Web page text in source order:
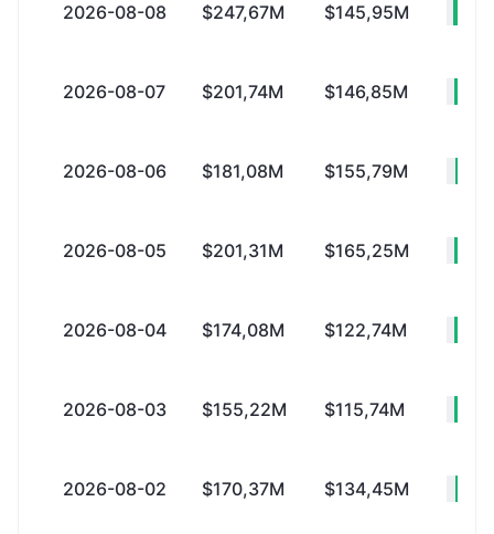
2026-08-08 $247,67M $145,95M
2026-08-07 $201,74M $146,85M
2026-08-06 $181,08M $155,79M
2026-08-05 $201,31M $165,25M
2026-08-04 $174,08M $122,74M
2026-08-03 $155,22M $115,74M
2026-08-02 $170,37M $134,45M